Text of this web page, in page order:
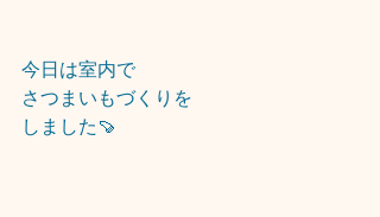
今日は室内で
さつまいもづくりを
しました🍠